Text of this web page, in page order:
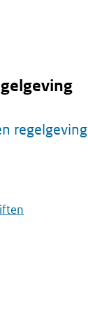
regelgeving